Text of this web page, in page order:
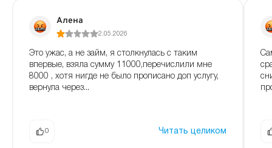
Алена
2.05.2026
Это ужас, а не займ, я столкнулась с таким
впервые, взяла сумму 11000,перечислили мне
8000 , хотя нигде не было прописано доп услугу,
вернула через...
0 Читать целиком